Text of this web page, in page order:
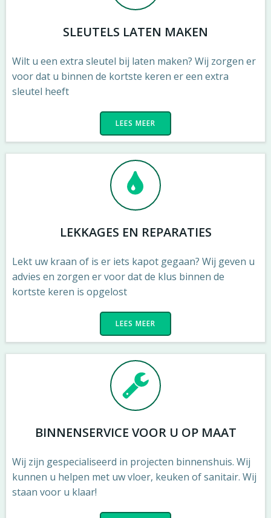
SLEUTELS LATEN MAKEN
Wilt u een extra sleutel bij laten maken? Wij zorgen er
voor dat u binnen de kortste keren er een extra
sleutel heeft
LEES MEER
LEKKAGES EN REPARATIES
Lekt uw kraan of is er iets kapot gegaan? Wij geven u
advies en zorgen er voor dat de klus binnen de
kortste keren is opgelost
LEES MEER
BINNENSERVICE VOOR U OP MAAT
Wij zijn gespecialiseerd in projecten binnenshuis. Wij
kunnen u helpen met uw vloer, keuken of sanitair. Wij
staan voor u klaar!